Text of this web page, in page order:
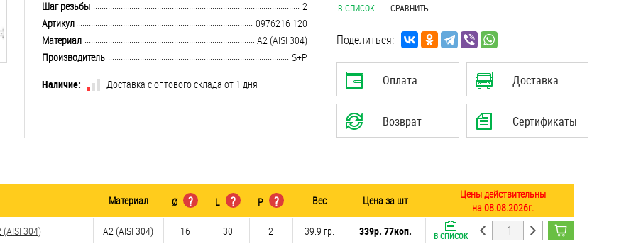
........................................................................................................................................................................................................
Шаг резьбы
2
........................................................................................................................................................................................................
Артикул
0976216 120
........................................................................................................................................................................................................
Материал
А2 (AISI 304)
........................................................................................................................................................................................................
Производитель
S+P
Наличие:
Доставка с оптового склада от 1 дня
В СПИСОК СРАВНИТЬ
Поделиться:
Оплата Доставка
Возврат Сертификаты
Материал Ø ? L ? P ? Вес Цена за шт
Цены действительны
на 08.08.2026г.
304)
А2 (AISI 304) 16 30 2 39.9 гр. 339р. 77коп. В СПИСОК